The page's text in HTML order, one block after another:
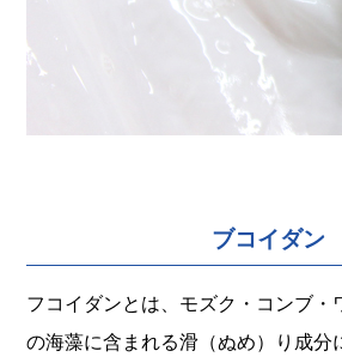
ブコイダン
フコイダンとは、モズク・コンブ・
の海藻に含まれる滑（ぬめ）り成分